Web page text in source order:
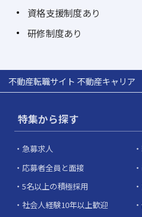
資格支援制度あり
研修制度あり
不動産転職サイト 不動産キャリア
特集から探す
急募求人
応募者全員と面接
5名以上の積極採用
社会人経験10年以上歓迎